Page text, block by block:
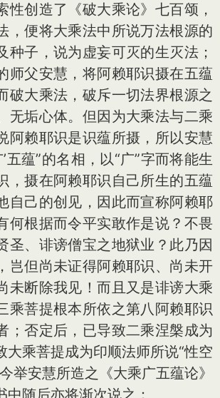
性创造了《破大乘论》七百颂，
，便将大乘法中所说万法根源的
种子，说为虚妄可灭的生灭法；
师父安慧，将阿赖耶识摄在五蕴
破大乘法，破斥一切法界根源之
无垢心体。但因为大乘法与二乘
阿赖耶识是识蕴所摄，所以安慧
五蕴”的名相，以“广”字而将能生
，摄在阿赖耶识自己所生的五蕴
自己的创见，因此而宣称阿赖耶
何根据而令平实敢作是说？不畏
圣、诽谤僧宝之地狱业？此乃因
岂但尚未证得阿赖耶识、尚未开
未断除我见！而且又是诽谤大乘
乘菩提根本所依之第八阿赖耶识
；否定后，已导致二乘涅槃成为
大乘菩提成为印顺法师所说“性空
举安慧所造之《大乘广五蕴论》
中随后亦将渐次说之：